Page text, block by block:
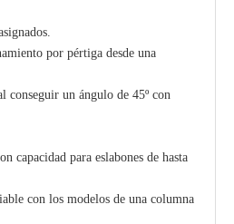
por pértiga desde una
conseguir un ángulo de 45º con
capacidad para eslabones de hasta
con los modelos de una columna